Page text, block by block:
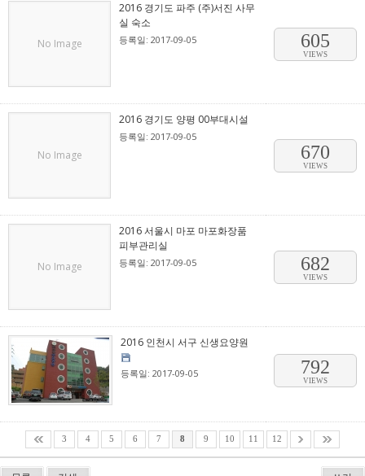
No Image
2016 경기도 파주 (주)서진 사무
실 숙소
등록일: 2017-09-05 605
VIEWS
No Image
2016 경기도 양평 00부대시설
등록일: 2017-09-05
670
VIEWS
No Image
2016 서울시 마포 마포화장품
피부관리실
등록일: 2017-09-05 682
VIEWS
2016 인천시 서구 신생요양원
등록일: 2017-09-05 792
VIEWS
3 4 5 6 7 8 9 10 11 12